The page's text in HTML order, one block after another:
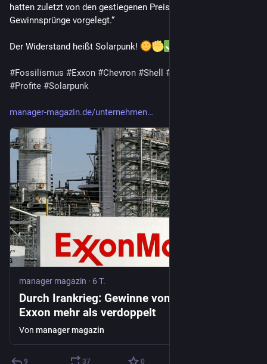
hatten zuletzt von den gestiegenen Preisen profitiert und
Gewinnsprünge vorgelegt.“
Der Widerstand heißt Solarpunk!
#Fossilismus #Exxon #Chevron #Shell #
#Profite #Solarpunk
manager-magazin.de/unternehmen
manager magazin · 6 T.
Durch Irankrieg: Gewinne von Ölkonzern
Exxon mehr als verdoppelt
Von manager magazin
9 37 0